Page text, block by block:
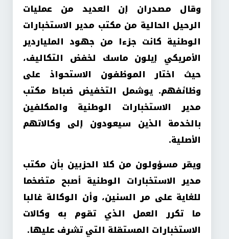
وقال مصدران إن العديد من عمليات
الرحيل الحالية من مكتب مدير الاستخبارات
الوطنية كانت جزءا من جهود الملياردير
الأمريكي إيلون ماسك لخفض التكاليف،
حيث اختار الموظفون الاستحواذ على
وظائفهم. يوشمل التخفيض ضباط مكتب
مدير الاستخبارات الوطنية والمكلفين
بالخدمة الذين سيعودون إلى وكالاتهم
الأصلية.
ويقر مسؤولون من كلا الحزبين بأن مكتب
مدير الاستخبارات الوطنية أصبح متضخما
للغاية على مر السنين، وأن الوكالة غالبا
ما تكرر العمل الذي تقوم به وكالات
الاستخبارات المستقلة التي تشرف عليها.